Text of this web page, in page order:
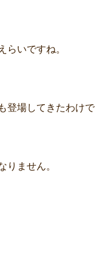
らいですね。
登場してきたわけで
りません。